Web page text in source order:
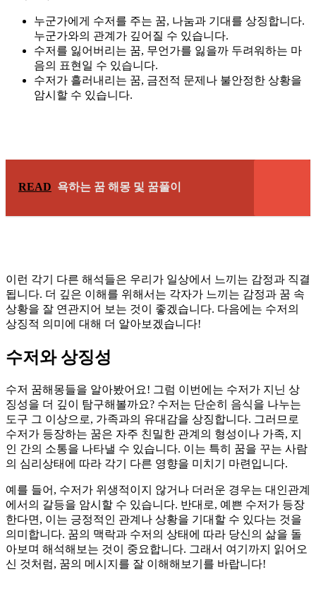
누군가에게 수저를 주는 꿈, 나눔과 기대를 상징합니다.
누군가와의 관계가 깊어질 수 있습니다.
수저를 잃어버리는 꿈, 무언가를 잃을까 두려워하는 마
음의 표현일 수 있습니다.
수저가 흘러내리는 꿈, 금전적 문제나 불안정한 상황을
암시할 수 있습니다.
READ 욕하는 꿈 해몽 및 꿈풀이
이런 각기 다른 해석들은 우리가 일상에서 느끼는 감정과 직결
됩니다. 더 깊은 이해를 위해서는 각자가 느끼는 감정과 꿈 속
상황을 잘 연관지어 보는 것이 좋겠습니다. 다음에는 수저의
상징적 의미에 대해 더 알아보겠습니다!
수저와 상징성
수저 꿈해몽들을 알아봤어요! 그럼 이번에는 수저가 지닌 상
징성을 더 깊이 탐구해볼까요? 수저는 단순히 음식을 나누는
도구 그 이상으로, 가족과의 유대감을 상징합니다. 그러므로
수저가 등장하는 꿈은 자주 친밀한 관계의 형성이나 가족, 지
인 간의 소통을 나타낼 수 있습니다. 이는 특히 꿈을 꾸는 사람
의 심리상태에 따라 각기 다른 영향을 미치기 마련입니다.
예를 들어, 수저가 위생적이지 않거나 더러운 경우는 대인관계
에서의 갈등을 암시할 수 있습니다. 반대로, 예쁜 수저가 등장
한다면, 이는 긍정적인 관계나 상황을 기대할 수 있다는 것을
의미합니다. 꿈의 맥락과 수저의 상태에 따라 당신의 삶을 돌
아보며 해석해보는 것이 중요합니다. 그래서 여기까지 읽어오
신 것처럼, 꿈의 메시지를 잘 이해해보기를 바랍니다!